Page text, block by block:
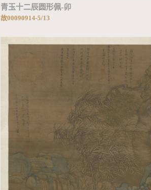
青玉十二辰圆形佩-卯
故00090914-5/13
加载中...